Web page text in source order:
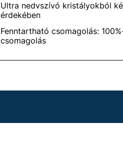
Ultra nedvszívó kristályokból
érdekében
Fenntartható csomagolás:
csomagolás